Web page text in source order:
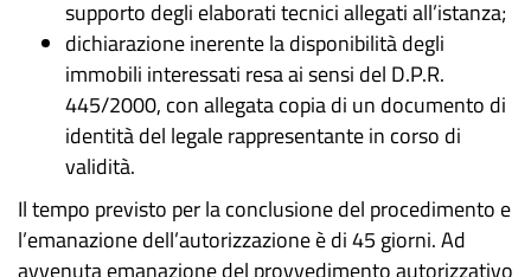
supporto degli elaborati tecnici allegati all’istanza;
dichiarazione inerente la disponibilità degli
immobili interessati resa ai sensi del D.P.R.
445/2000, con allegata copia di un documento di
identità del legale rappresentante in corso di
validità.
Il tempo previsto per la conclusione del procedimento e
l’emanazione dell’autorizzazione è di 45 giorni. Ad